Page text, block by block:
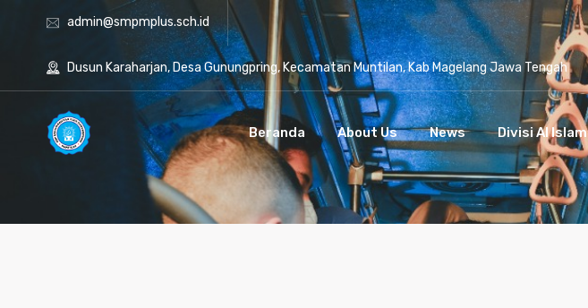
admin@smpmplus.sch.id
Dusun Karaharjan, Desa Gunungpring, Kecamatan Muntilan, Kab Magelang Jawa Tengah
Beranda About Us News Divisi Al Islam